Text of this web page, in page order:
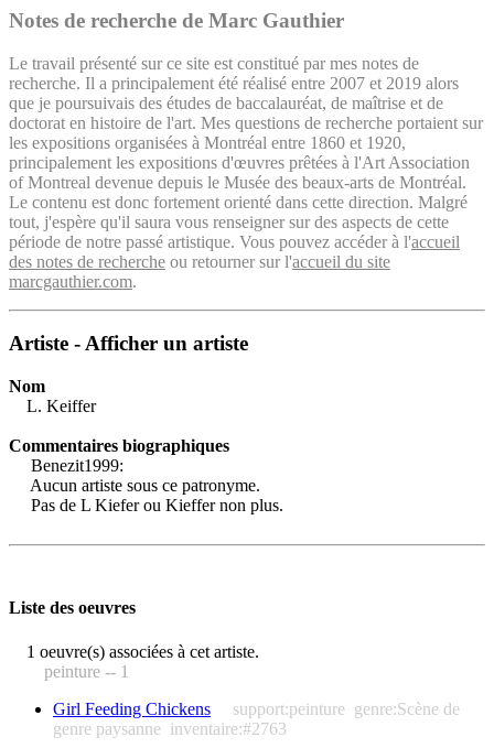
Notes de recherche de Marc Gauthier
Le travail présenté sur ce site est constitué par mes notes de
recherche. Il a principalement été réalisé entre 2007 et 2019 alors
que je poursuivais des études de baccalauréat, de maîtrise et de
doctorat en histoire de l'art. Mes questions de recherche portaient sur
les expositions organisées à Montréal entre 1860 et 1920,
principalement les expositions d'œuvres prêtées à l'Art Association
of Montreal devenue depuis le Musée des beaux-arts de Montréal.
Le contenu est donc fortement orienté dans cette direction. Malgré
tout, j'espère qu'il saura vous renseigner sur des aspects de cette
période de notre passé artistique. Vous pouvez accéder à l'accueil
des notes de recherche ou retourner sur l'accueil du site
marcgauthier.com.
Artiste - Afficher un artiste
Nom
L. Keiffer
Commentaires biographiques
Benezit1999:
Aucun artiste sous ce patronyme.
Pas de L Kiefer ou Kieffer non plus.
Liste des oeuvres
1 oeuvre(s) associées à cet artiste.
peinture -- 1
Girl Feeding Chickens
support:peinture genre:Scène de
genre paysanne inventaire:#2763